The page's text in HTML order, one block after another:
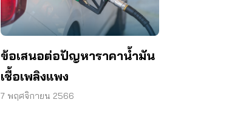
ข้อเสนอต่อปัญหาราคาน้ำมัน
เชื้อเพลิงแพง
7 พฤศจิกายน 2566